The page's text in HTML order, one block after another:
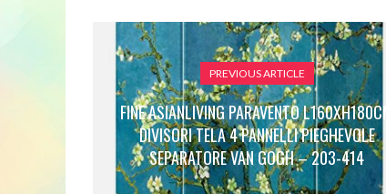
PREVIOUS ARTICLE
FINE ASIANLIVING PARAVENTO L160XH180CM
DIVISORI TELA 4 PANNELLI PIEGHEVOLE
SEPARATORE VAN GOGH – 203-414